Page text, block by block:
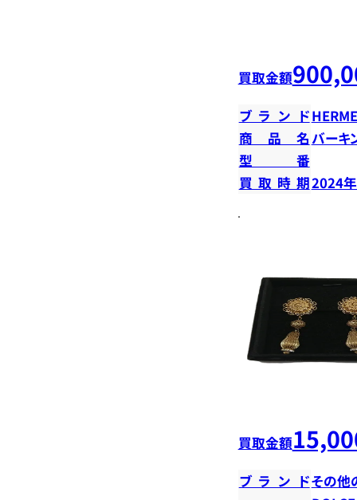
買取金額
ブランド
商品名 バーキ
型番
買取時期2024
買取金額
ブランドその他